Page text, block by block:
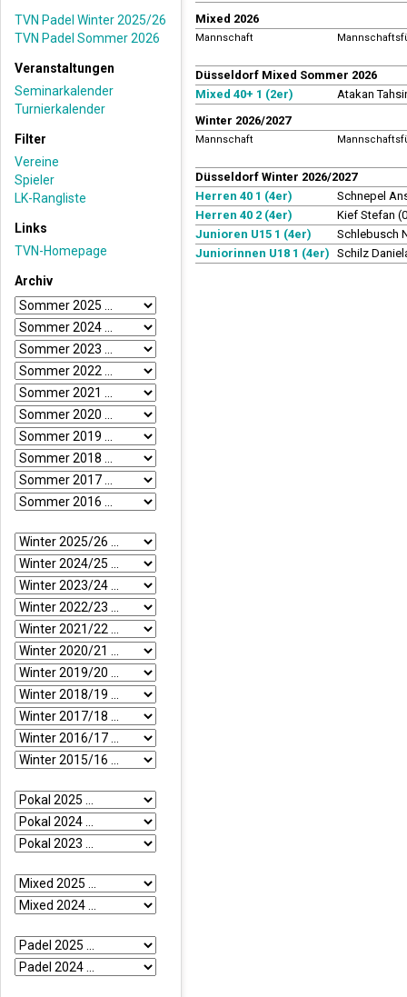
TVN Padel Winter 2025/26
TVN Padel Sommer 2026
Veranstaltungen
Seminarkalender
Turnierkalender
Filter
Vereine
Spieler
LK-Rangliste
Links
TVN-Homepage
Archiv
Mixed 2026
Mannschaft
Düsseldorf Mixed Sommer 2026
Mixed 40+ 1 (2er)
Atakan
Winter 2026/2027
Mannschaft
Düsseldorf Winter 2026/2027
Herren 40 1 (4er)
Schnepel
Herren 40 2 (4er)
Kief Stefan
Junioren U15 1 (4er)
Schlebusch
Juniorinnen U18 1 (4er) Schilz